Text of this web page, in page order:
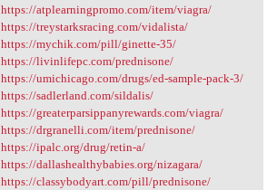
https://atplearningpromo.com/item/viagra/
https://treystarksracing.com/vidalista/
https://mychik.com/pill/ginette-35/
https://livinlifepc.com/prednisone/
https://umichicago.com/drugs/ed-sample-pack-3/
https://sadlerland.com/sildalis/
https://greaterparsippanyrewards.com/viagra/
https://drgranelli.com/item/prednisone/
https://ipalc.org/drug/retin-a/
https://dallashealthybabies.org/nizagara/
https://classybodyart.com/pill/prednisone/